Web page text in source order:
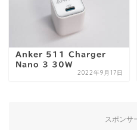
Anker 511 Charger
Nano 3 30W
2022年9月17日
スポンサ